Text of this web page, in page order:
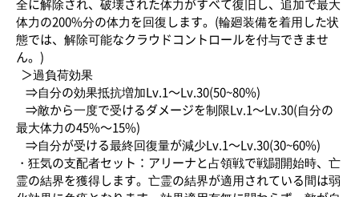
全に解除され、破壊された体力がすべて復旧し、追加で最大
体力の200%分の体力を回復します。(輪廻装備を着用した状
態では、解除可能なクラウドコントロールを付与できませ
ん。)
＞過負荷効果
⇒自分の効果抵抗増加Lv.1～Lv.30(50~80%)
⇒敵から一度で受けるダメージを制限Lv.1～Lv.30(自分の
最大体力の45%～15%)
⇒自分が受ける最終回復量が減少Lv.1～Lv.30(30~60%)
・狂気の支配者セット：アリーナと占領戦で戦闘開始時、亡
霊の結界を獲得します。亡霊の結界が適用されている間は弱